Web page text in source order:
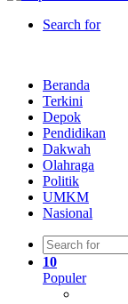
Search for
Beranda
Terkini
Depok
Pendidikan
Dakwah
Olahraga
Politik
UMKM
Nasional
10
Populer